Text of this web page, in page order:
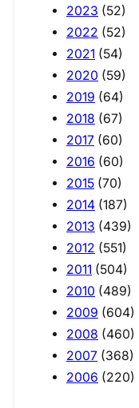
2023 (52)
2022 (52)
2021 (54)
2020 (59)
2019 (64)
2018 (67)
2017 (60)
2016 (60)
2015 (70)
2014 (187)
2013 (439)
2012 (551)
2011 (504)
2010 (489)
2009 (604)
2008 (460)
2007 (368)
2006 (220)